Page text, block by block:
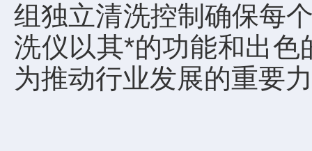
组独立清洗控制确保每
洗仪以其*的功能和出
为推动行业发展的重要